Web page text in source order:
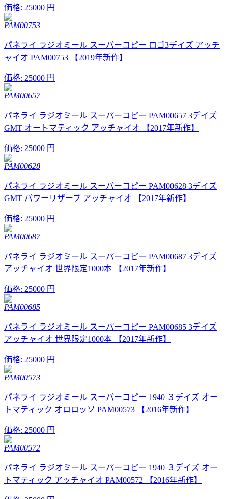
価格: 25000 円
PAM00753
パネライ ラジオミール スーパーコピー ロゴ3デイズ アッチ
ャイオ PAM00753 【2019年新作】
価格: 25000 円
PAM00657
パネライ ラジオミール スーパーコピー PAM00657 3デイズ
GMT オートマティック アッチャイオ 【2017年新作】
価格: 25000 円
PAM00628
パネライ ラジオミール スーパーコピー PAM00628 3デイズ
GMT パワーリザーブ アッチャイオ 【2017年新作】
価格: 25000 円
PAM00687
パネライ ラジオミール スーパーコピー PAM00687 3デイズ
アッチャイオ 世界限定1000本 【2017年新作】
価格: 25000 円
PAM00685
パネライ ラジオミール スーパーコピー PAM00685 3デイズ
アッチャイオ 世界限定1000本 【2017年新作】
価格: 25000 円
PAM00573
パネライ ラジオミール スーパーコピー 1940 ３デイズ オー
トマティック オロロッソ PAM00573 【2016年新作】
価格: 25000 円
PAM00572
パネライ ラジオミール スーパーコピー 1940 ３デイズ オー
トマティック アッチャイオ PAM00572 【2016年新作】